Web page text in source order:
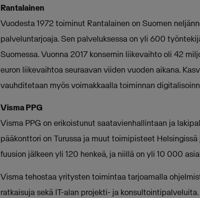
Rantalainen
Vuodesta 1972 toiminut Rantalainen on Suomen
palveluntarjoaja. Sen palveluksessa on yli 600
Suomessa. Vuonna 2017 konsernin liikevaihto oli 42
euron liikevaihtoa seuraavan viiden vuoden aikana.
vauhditetaan myös voimakkaalla toiminnan
Visma PPG
Visma PPG on erikoistunut saatavienhallintaan ja
pääkonttori on Turussa ja muut toimipisteet
fuusion jälkeen yli 120 henkeä, ja niillä on yli 10 000
Visma tehostaa yritysten toimintaa tarjoamalla
ratkaisuja sekä IT-alan projekti- ja